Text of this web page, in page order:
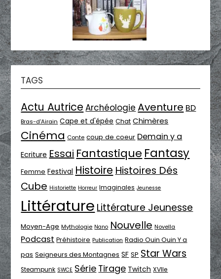
TAGS
Actu Autrice Archéologie Aventure BD
Bras-d'Airain Cape et d'épée Chat Chimères
Cinéma Conte coup de coeur Demain y a
Ecriture Essai Fantastique Fantasy
Femme Festival Histoire Histoires Dés
Cube Historiette Horreur Imaginales Jeunesse
Littérature Littérature Jeunesse
Moyen-Age Mythologie Nano Nouvelle Novella
Podcast Préhistoire Publication Radio Ouin Ouin Y a
pas Seigneurs des Montagnes SF SP Star Wars
Steampunk SWCE Série Tirage Twitch XVIIe